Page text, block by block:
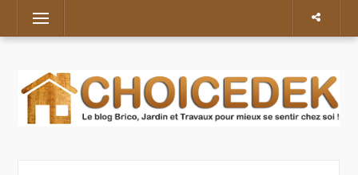
content
Menu